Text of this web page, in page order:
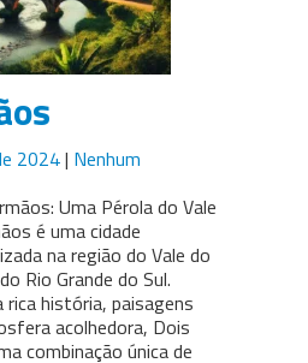
2024| Nenhum
Uma Pérola do Vale
é uma cidade
na região do Vale do
Rio Grande do Sul.
rica história, paisagens
acolhedora, Dois
combinação única de